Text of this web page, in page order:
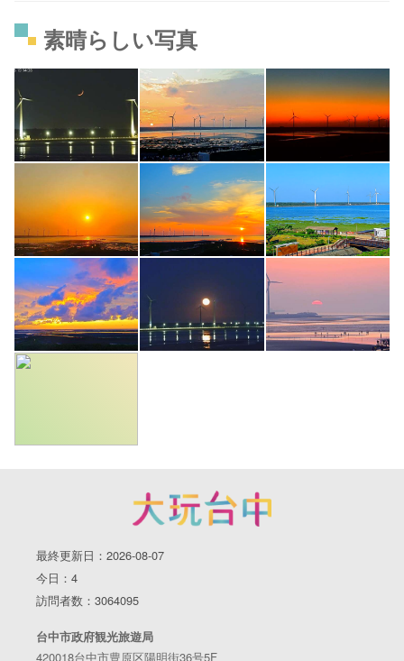
素晴らしい写真
最終更新日：2026-08-07
今日：4
訪問者数：3064095
台中市政府観光旅遊局
420018台中市豊原区陽明街36号5F